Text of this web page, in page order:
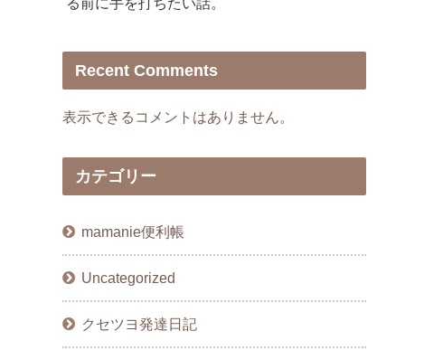
Recent Comments
表示できるコメントはありません。
カテゴリー
mamanie便利帳
Uncategorized
クセツヨ発達日記